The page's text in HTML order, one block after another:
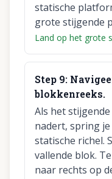
statische
grote stijgende
Land op het grote
Step 9:
blokkenreeks.
Als het
nadert, spring
statische richel.
vallende blok.
naar rechts op